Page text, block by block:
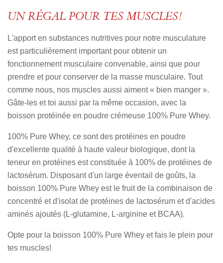
UN RÉGAL POUR TES MUSCLES!
L'apport en substances nutritives pour notre musculature
est particulièrement important pour obtenir un
fonctionnement musculaire convenable, ainsi que pour
prendre et pour conserver de la masse musculaire. Tout
comme nous, nos muscles aussi aiment « bien manger ».
Gâte-les et toi aussi par la même occasion, avec la
boisson protéinée en poudre crémeuse 100% Pure Whey.
100% Pure Whey, ce sont des protéines en poudre
d'excellente qualité à haute valeur biologique, dont la
teneur en protéines est constituée à 100% de protéines de
lactosérum. Disposant d'un large éventail de goûts, la
boisson 100% Pure Whey est le fruit de la combinaison de
concentré et d'isolat de protéines de lactosérum et d'acides
aminés ajoutés (L-glutamine, L-arginine et BCAA).
Opte pour la boisson 100% Pure Whey et fais le plein pour
tes muscles!